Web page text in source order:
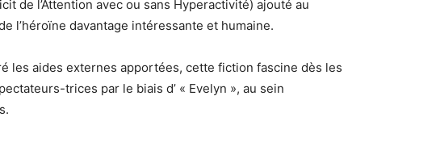
de l’Attention avec ou sans Hyperactivité) ajouté au
l’héroïne davantage intéressante et humaine.
les aides externes apportées, cette fiction fascine dès les
trices par le biais d’ « Evelyn », au sein